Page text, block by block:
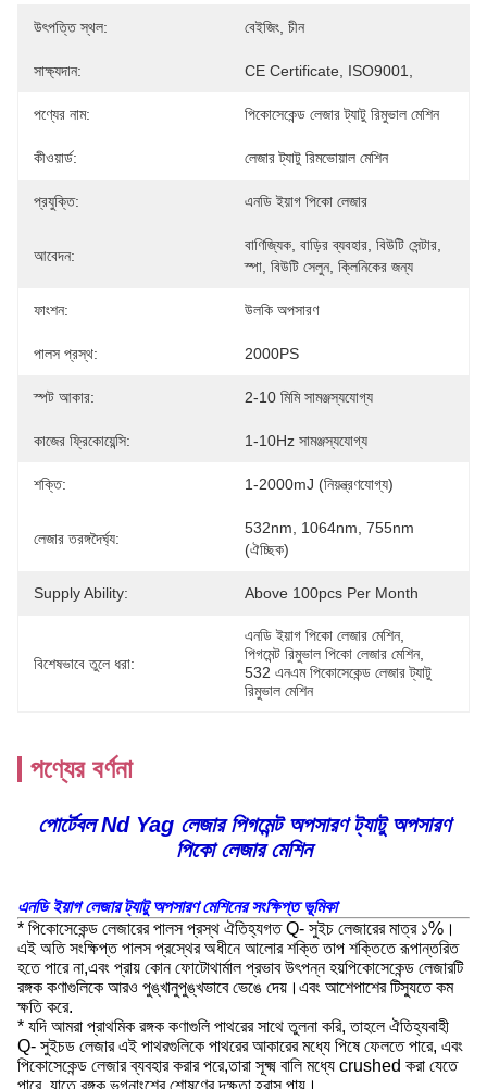
উৎপত্তি স্থল: বেইজিং, চীন
সাক্ষ্যদান: CE Certificate, ISO9001,
পণ্যের নাম: পিকোসেকেন্ড লেজার ট্যাটু রিমুভাল মেশিন
কীওয়ার্ড: লেজার ট্যাটু রিমভোয়াল মেশিন
প্রযুক্তি: এনডি ইয়াগ পিকো লেজার
আবেদন:
বাণিজ্যিক, বাড়ির ব্যবহার, বিউটি সেন্টার,
স্পা, বিউটি সেলুন, ক্লিনিকের জন্য
ফাংশন: উলকি অপসারণ
পালস প্রস্থ: 2000PS
স্পট আকার: 2-10 মিমি সামঞ্জস্যযোগ্য
কাজের ফ্রিকোয়েন্সি: 1-10Hz সামঞ্জস্যযোগ্য
শক্তি: 1-2000mJ (নিয়ন্ত্রণযোগ্য)
লেজার তরঙ্গদৈর্ঘ্য:
532nm, 1064nm, 755nm
(ঐচ্ছিক)
Supply Ability: Above 100pcs Per Month
বিশেষভাবে তুলে ধরা:
এনডি ইয়াগ পিকো লেজার মেশিন,
পিগমেন্ট রিমুভাল পিকো লেজার মেশিন,
532 এনএম পিকোসেকেন্ড লেজার ট্যাটু
রিমুভাল মেশিন
পণ্যের বর্ণনা
পোর্টেবল Nd Yag লেজার পিগমেন্ট অপসারণ ট্যাটু অপসারণ
পিকো লেজার মেশিন
এনডি ইয়াগ লেজার ট্যাটু অপসারণ মেশিনের সংক্ষিপ্ত ভূমিকা
* পিকোসেকেন্ড লেজারের পালস প্রস্থ ঐতিহ্যগত Q- সুইচ লেজারের মাত্র ১%।
এই অতি সংক্ষিপ্ত পালস প্রস্থের অধীনে আলোর শক্তি তাপ শক্তিতে রূপান্তরিত
হতে পারে না,এবং প্রায় কোন ফোটোথার্মাল প্রভাব উৎপন্ন হয়পিকোসেকেন্ড লেজারটি
রঙ্গক কণাগুলিকে আরও পুঙ্খানুপুঙ্খভাবে ভেঙে দেয়।এবং আশেপাশের টিস্যুতে কম
ক্ষতি করে.
* যদি আমরা প্রাথমিক রঙ্গক কণাগুলি পাথরের সাথে তুলনা করি, তাহলে ঐতিহ্যবাহী
Q- সুইচড লেজার এই পাথরগুলিকে পাথরের আকারের মধ্যে পিষে ফেলতে পারে, এবং
পিকোসেকেন্ড লেজার ব্যবহার করার পরে,তারা সূক্ষ্ম বালি মধ্যে crushed করা যেতে
পারে, যাতে রঙ্গক ভগ্নাংশের শোষণের দক্ষতা হ্রাস পায়।